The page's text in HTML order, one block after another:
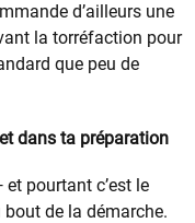
d’ailleurs une
la torréfaction pour
que peu de
dans ta préparation
et pourtant c’est le
de la démarche.